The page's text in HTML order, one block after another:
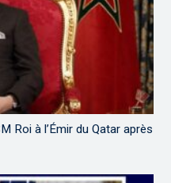
Roi à l’Émir du Qatar après